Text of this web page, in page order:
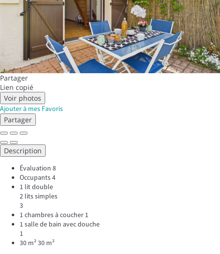
Partager
Lien copié
Voir photos
Ajouter à mes Favoris
Partager
Description
Évaluation 8
Occupants4
1 lit double
2 lits simples
3
1 chambres à coucher 1
1 salle de bain avec douche
1
30 m²30 m²